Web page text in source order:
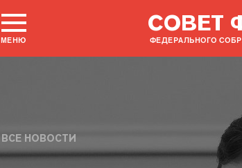
МЕНЮ
СОВЕТ
ФЕДЕРАЛЬНОГО
ВСЕ НОВОСТИ